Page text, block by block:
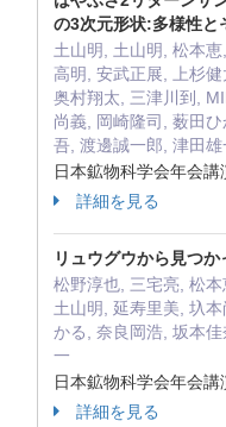
の3次元形状:多様性と
土山明, 土山明, 松本
高明, 安武正展, 上杉
奥村翔太, 三津川到,
尚義, 岡崎隆司, 薮田
吾, 渡邊誠一郎, 津田雄
日本鉱物科学会年会
詳細を見る
リュウグウから見つ
松野淳也, 三宅亮, 松
土山明, 延寿里美, 圦
かる, 奈良岡浩, 坂本
一
日本鉱物科学会年会
詳細を見る